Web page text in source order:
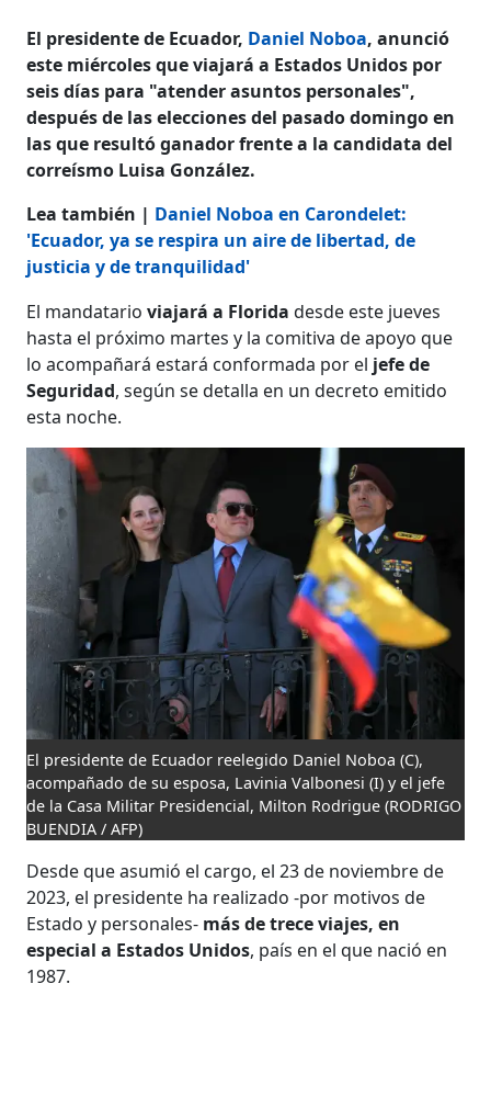
El presidente de Ecuador, Daniel Noboa, anunció
este miércoles que viajará a Estados Unidos por
seis días para "atender asuntos personales",
después de las elecciones del pasado domingo en
las que resultó ganador frente a la candidata del
correísmo Luisa González.
Lea también | Daniel Noboa en Carondelet:
'Ecuador, ya se respira un aire de libertad, de
justicia y de tranquilidad'
El mandatario viajará a Floridadesde este jueves
hasta el próximo martes y la comitiva de apoyo que
lo acompañará estará conformada por el jefe de
Seguridad, según se detalla en un decreto emitido
esta noche.
El presidente de Ecuador reelegido Daniel Noboa (C),
acompañado de su esposa, Lavinia Valbonesi (I) y el jefe
de la Casa Militar Presidencial, Milton Rodrigue (RODRIGO
BUENDIA / AFP)
Desde que asumió el cargo, el 23 de noviembre de
2023, el presidente ha realizado -por motivos de
Estado y personales- más de trece viajes, en
especial a Estados Unidos, país en el que nació en
1987.